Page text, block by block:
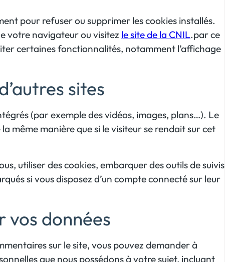
pour refuser ou supprimer les cookies installés.
votre navigateur ou visitez le site de la CNIL.par ce
certaines fonctionnalités, notamment l’affichage
sites
(par exemple des vidéos, images, plans…). Le
même manière que si le visiteur se rendait sur cet
utiliser des cookies, embarquer des outils de suivis
si vous disposez d’un compte connecté sur leur
vos données
sur le site, vous pouvez demander à
que nous possédons à votre sujet, incluant